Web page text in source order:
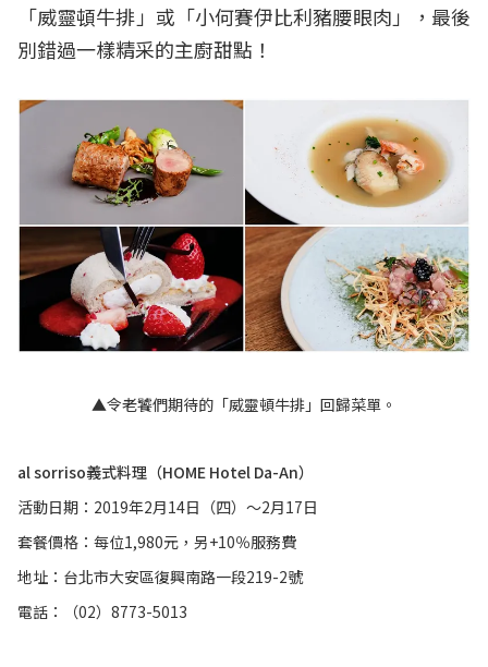
「威靈頓牛排」或「小何賽伊比利豬腰眼肉」，最後
別錯過一樣精采的主廚甜點！
▲令老饕們期待的「威靈頓牛排」回歸菜單。
al sorriso義式料理（HOME Hotel Da-An）
活動日期：2019年2月14日（四）～2月17日
套餐價格：每位1,980元，另+10％服務費
地址：台北市大安區復興南路一段219-2號
電話：（02）8773-5013